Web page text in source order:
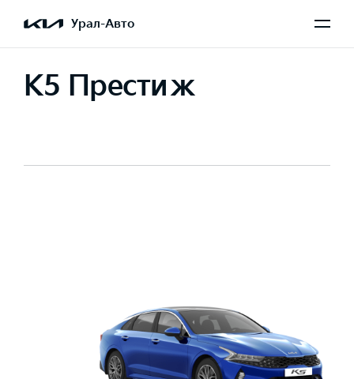
Урал-Авто
K5 Престиж